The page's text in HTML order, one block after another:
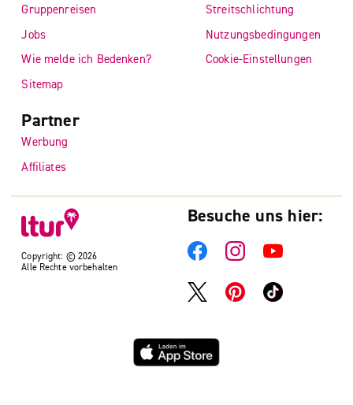
Copyright: © 2026
Alle Rechte vorbehalten
Gruppenreisen
Jobs
Wie melde ich Bedenken?
Sitemap
Streitschlichtung
Nutzungsbedingungen
Cookie-Einstellungen
Partner
Werbung
Affiliates
Besuche uns hier: